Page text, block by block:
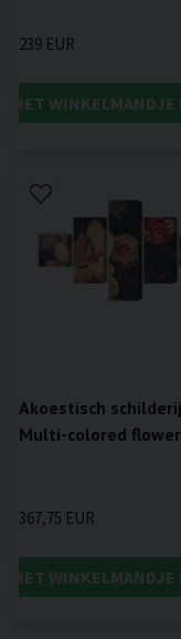
239 EUR
HET WINKELMANDJE
Akoestisch
Multi-colored
367,75 EUR
HET WINKELMANDJE